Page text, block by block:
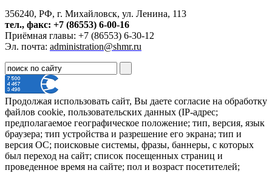
356240, РФ, г. Михайловск, ул. Ленина, 113
тел., факс: +7 (86553) 6-00-16
Приёмная главы: +7 (86553) 6-30-12
Эл. почта: administration@shmr.ru
Продолжая использовать сайт, Вы даете согласие на обработку
файлов cookie, пользовательских данных (IP-адрес;
предполагаемое географическое положение; тип, версия, язык
браузера; тип устройства и разрешение его экрана; тип и
версия ОС; поисковые системы, фразы, баннеры, с которых
был переход на сайт; список посещенных страниц и
проведенное время на сайте; пол и возраст посетителей;